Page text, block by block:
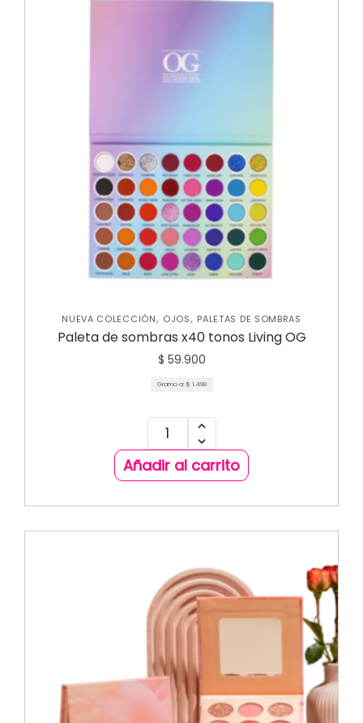
NUEVA COLECCIÓN, OJOS, PALETAS DE SOMBRAS
Paleta de sombras x40 tonos Living OG
$ 59.900
Gramo a: $ 1.498
Añadir al carrito